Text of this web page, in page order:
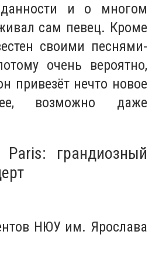
и о многом
сам певец. Кроме
своими песнями-
очень вероятно,
привезёт нечто новое
возможно даже
Paris: грандиозный
НЮУ им. Ярослава